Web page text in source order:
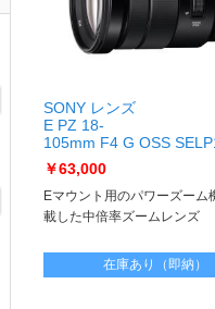
SONY レンズ
E PZ 18-
105mm F4 G OSS
SELP18105G
￥63,000
Eマウント用のパワーズーム
載した中倍率ズームレンズ
在庫あり（即納）